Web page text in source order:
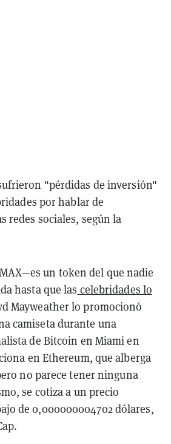
"pérdidas de inversión"
por hablar de
redes sociales, según la
un token del que nadie
hasta que las celebridades lo
Mayweather lo promocionó
camiseta durante una
de Bitcoin en Miami en
en Ethereum, que alberga
no parece tener ninguna
se cotiza a un precio
de 0,000000004702 dólares,